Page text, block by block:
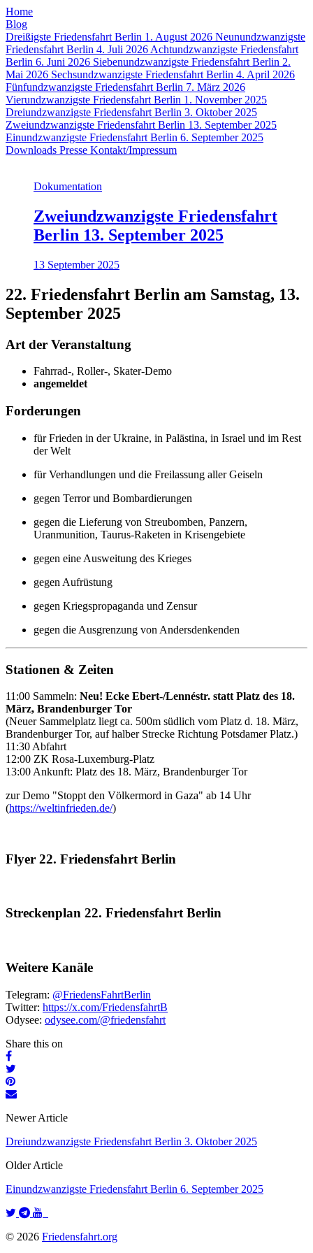
Home
Blog
Dreißigste Friedensfahrt Berlin 1. August 2026 Neunundzwanzigste
Friedensfahrt Berlin 4. Juli 2026 Achtundzwanzigste Friedensfahrt
Berlin 6. Juni 2026 Siebenundzwanzigste Friedensfahrt Berlin 2.
Mai 2026 Sechsundzwanzigste Friedensfahrt Berlin 4. April 2026
Fünfundzwanzigste Friedensfahrt Berlin 7. März 2026
Vierundzwanzigste Friedensfahrt Berlin 1. November 2025
Dreiundzwanzigste Friedensfahrt Berlin 3. Oktober 2025
Zweiundzwanzigste Friedensfahrt Berlin 13. September 2025
Einundzwanzigste Friedensfahrt Berlin 6. September 2025
Downloads Presse Kontakt/Impressum
Dokumentation
Zweiundzwanzigste Friedensfahrt
Berlin 13. September 2025
13 September 2025
22. Friedensfahrt Berlin am Samstag, 13.
September 2025
Art der Veranstaltung
Fahrrad-, Roller-, Skater-Demo
angemeldet
Forderungen
für Frieden in der Ukraine, in Palästina, in Israel und im Rest
der Welt
für Verhandlungen und die Freilassung aller Geiseln
gegen Terror und Bombardierungen
gegen die Lieferung von Streubomben, Panzern,
Uranmunition, Taurus-Raketen in Krisengebiete
gegen eine Ausweitung des Krieges
gegen Aufrüstung
gegen Kriegspropaganda und Zensur
gegen die Ausgrenzung von Andersdenkenden
Stationen & Zeiten
11:00 Sammeln: Neu! Ecke Ebert-/Lennéstr. statt Platz des 18.
März, Brandenburger Tor
(Neuer Sammelplatz liegt ca. 500m südlich vom Platz d. 18. März,
Brandenburger Tor, auf halber Strecke Richtung Potsdamer Platz.)
11:30 Abfahrt
12:00 ZK Rosa-Luxemburg-Platz
13:00 Ankunft: Platz des 18. März, Brandenburger Tor
zur Demo "Stoppt den Völkermord in Gaza" ab 14 Uhr
(https://weltinfrieden.de/)
Flyer 22. Friedensfahrt Berlin
Streckenplan 22. Friedensfahrt Berlin
Weitere Kanäle
Telegram: @FriedensFahrtBerlin
Twitter: https://x.com/FriedensfahrtB
Odysee: odysee.com/@friedensfahrt
Share this on
Newer Article
Dreiundzwanzigste Friedensfahrt Berlin 3. Oktober 2025
Older Article
Einundzwanzigste Friedensfahrt Berlin 6. September 2025
© 2026 Friedensfahrt.org